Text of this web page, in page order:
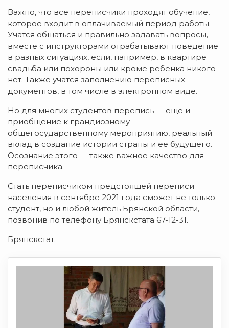
Важно, что все переписчики проходят обучение,
которое входит в оплачиваемый период работы.
Учатся общаться и правильно задавать вопросы,
вместе с инструкторами отрабатывают поведение
в разных ситуациях, если, например, в квартире
свадьба или похороны или кроме ребенка никого
нет. Также учатся заполнению переписных
документов, в том числе в электронном виде.
Но для многих студентов перепись — еще и
приобщение к грандиозному
общегосударственному мероприятию, реальный
вклад в создание истории страны и ее будущего.
Осознание этого — также важное качество для
переписчика.
Стать переписчиком предстоящей переписи
населения в сентябре 2021 года сможет не только
студент, но и любой житель Брянской области,
позвонив по телефону Брянскстата 67-12-31.
Брянскстат.